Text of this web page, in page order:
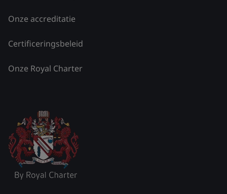
Onze accreditatie
Certificeringsbeleid
Onze Royal Charter